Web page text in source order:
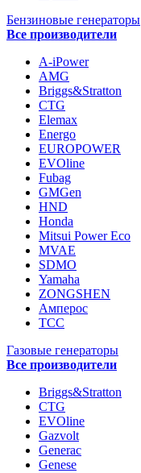
Бензиновые генераторы
Все производители
A-iPower
AMG
Briggs&Stratton
CTG
Elemax
Energo
EUROPOWER
EVOline
Fubag
GMGen
HND
Honda
Mitsui Power Eco
MVAE
SDMO
Yamaha
ZONGSHEN
Амперос
ТСС
Газовые генераторы
Все производители
Briggs&Stratton
CTG
EVOline
Gazvolt
Generac
Genese